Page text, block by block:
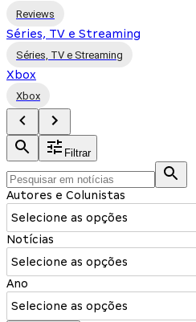
Reviews
Séries, TV e Streaming
Séries, TV e Streaming
Xbox
Xbox
Filtrar
Autores e Colunistas
Selecione as opções
Notícias
Selecione as opções
Ano
Selecione as opções